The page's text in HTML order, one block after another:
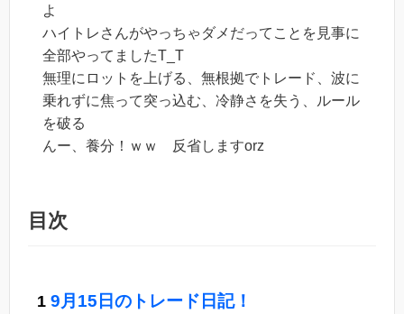
よ
ハイトレさんがやっちゃダメだってことを見事に
全部やってましたT_T
無理にロットを上げる、無根拠でトレード、波に
乗れずに焦って突っ込む、冷静さを失う、ルール
を破る
んー、養分！ｗｗ 反省しますorz
目次
9月15日のトレード日記！